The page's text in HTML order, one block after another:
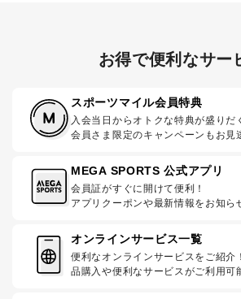
お得で便利なサー
スポーツマイル会員特典
入会当日からオトクな特典が盛りだ
会員さま限定のキャンペーンもお見
MEGA SPORTS 公式アプリ
会員証がすぐに開けて便利！
アプリクーポンや最新情報をお知ら
オンラインサービス一覧
便利なオンラインサービスをご紹
品購入や便利なサービスがご利用可